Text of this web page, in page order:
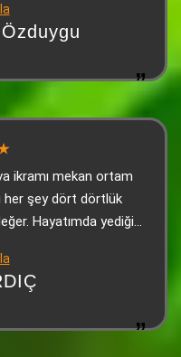
kebabı ve ikramları
ettiler. Kesinlikle
düşünüyorum
ikramı mekan ortam
her şey dört dörtlük
Hayatımda yediğim